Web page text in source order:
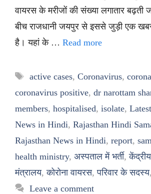
वायरस के मरीजों की संख्या लगातार बढ़ती
बीच राजधानी जयपुर से इससे जुड़ी एक
है। यहां के … Read more
Tags
active cases, Coronavirus,
coronavirus positive, dr narottam
members, hospitalised, isolate,
News in Hindi, Rajasthan Hindi
Rajasthan News in Hindi, report,
health ministry, अस्पताल में भर्ती,
मंत्रालय,कोरोना वायरस,परिवार के सदस्य
Leave a comment